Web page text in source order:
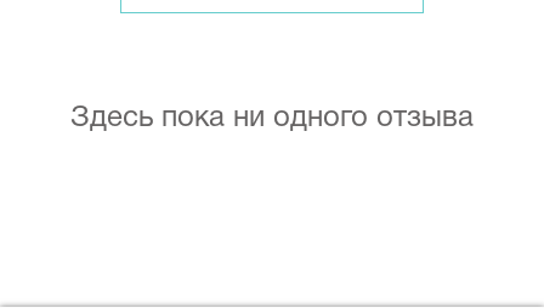
Здесь пока ни одного отзыва